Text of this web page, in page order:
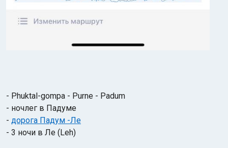
- Phuktal-gompa - Purne - Padum
- ночлег в Падуме
- дорога Падум -Ле
- 3 ночи в Ле (Leh)